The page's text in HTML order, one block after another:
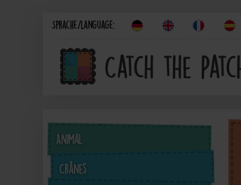
Sprache/Language:
Animal
Crânes